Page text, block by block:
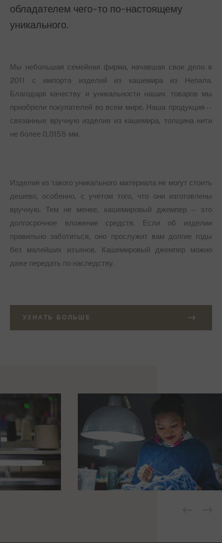
обладателем чего-то по-настоящему
уникального.
Мы небольшая семейная фирма, начавшая свое дело в
2011 с импорта изделий из кашемира из Непала.
Благодаря качеству и уникальности наших товаров мы
приобрели покупателей во всем мире. Наша продукция --
связанные вручную изделия из кашемира, толщина нити
не более 0,0155 мм.
Изделия из такого уникального материала не могут стоить
дешево, особенно, с учетом того, что они изготовлены
вручную. Тем не менее, кашемировый джемпер -- это
долгосрочное вложение средств. Если об изделии
правильно заботиться, оно прослужит вам долгие годы
без малейших изъянов. Кашемировый джемпер можно
даже передать по наследству.
УЗНАТЬ БОЛЬШЕ